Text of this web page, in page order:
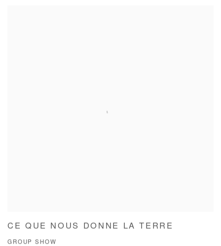
CE QUE NOUS DONNE LA TERRE
GROUP SHOW